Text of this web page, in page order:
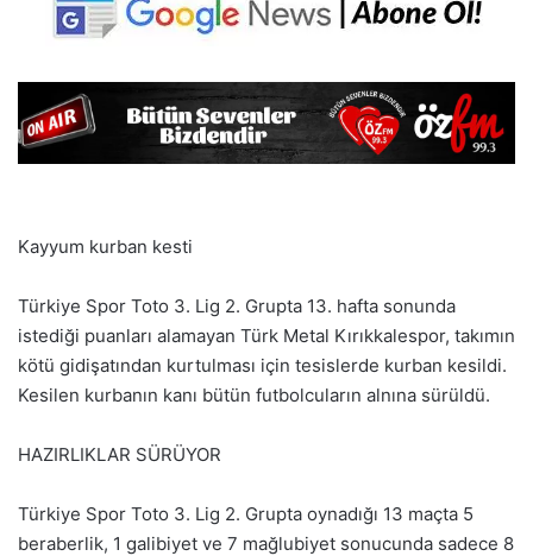
Kayyum kurban kesti
Türkiye Spor Toto 3. Lig 2. Grupta 13. hafta sonunda
istediği puanları alamayan Türk Metal Kırıkkalespor, takımın
kötü gidişatından kurtulması için tesislerde kurban kesildi.
Kesilen kurbanın kanı bütün futbolcuların alnına sürüldü.
HAZIRLIKLAR SÜRÜYOR
Türkiye Spor Toto 3. Lig 2. Grupta oynadığı 13 maçta 5
beraberlik, 1 galibiyet ve 7 mağlubiyet sonucunda sadece 8